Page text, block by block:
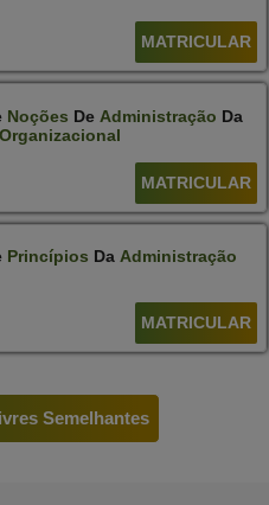
MATRICULAR
Noções De Administração Da
Organizacional
MATRICULAR
Princípios Da Administração
MATRICULAR
Semelhantes